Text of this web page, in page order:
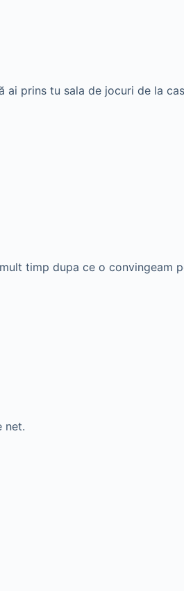
prins tu sala de jocuri de la
timp dupa ce o convingeam
net.